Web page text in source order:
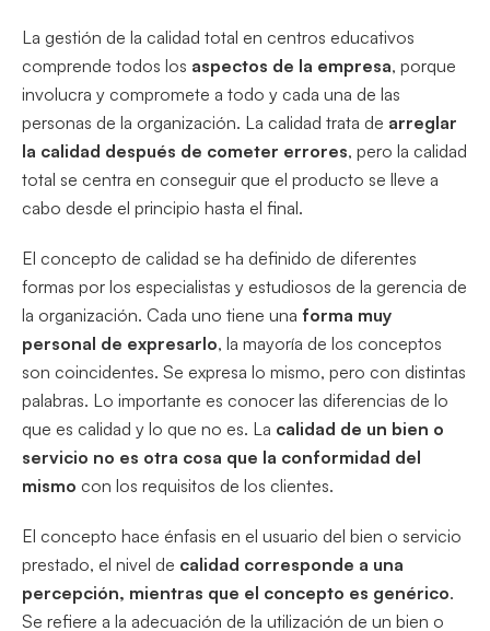
La gestión de la calidad total en centros educativos
comprende todos los aspectos de la empresa, porque
involucra y compromete a todo y cada una de las
personas de la organización. La calidad trata de arreglar
la calidad después de cometer errores, pero la calidad
total se centra en conseguir que el producto se lleve a
cabo desde el principio hasta el final.
El concepto de calidad se ha definido de diferentes
formas por los especialistas y estudiosos de la gerencia de
la organización. Cada uno tiene una forma muy
personal de expresarlo, la mayoría de los conceptos
son coincidentes. Se expresa lo mismo, pero con distintas
palabras. Lo importante es conocer las diferencias de lo
que es calidad y lo que no es. La calidad de un bien o
servicio no es otra cosa que la conformidad del
mismo con los requisitos de los clientes.
El concepto hace énfasis en el usuario del bien o servicio
prestado, el nivel de calidad corresponde a una
percepción, mientras que el concepto es genérico.
Se refiere a la adecuación de la utilización de un bien o